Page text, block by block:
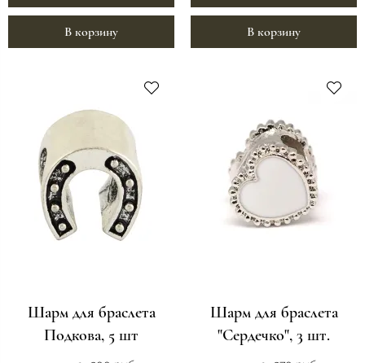
В корзину В корзину
Шарм для браслета
Подкова, 5 шт
Шарм для браслета
"Сердечко", 3 шт.